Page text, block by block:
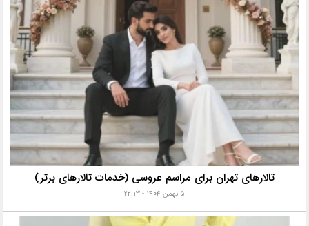
تالارهای تهران برای مراسم عروسی (خدمات تالارهای برتر)
۵ بهمن ۱۴۰۴ - ۲۲:۱۳